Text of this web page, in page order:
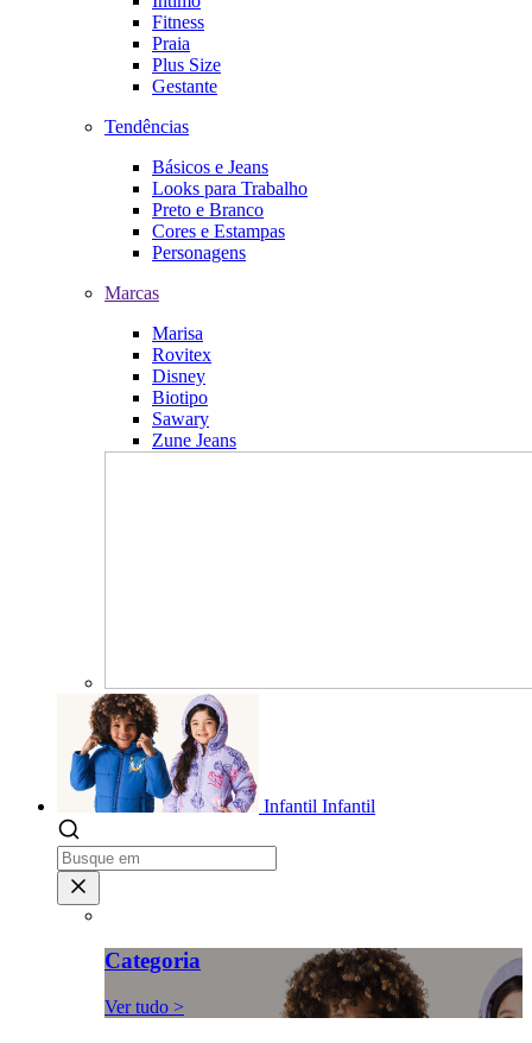
Fitness
Praia
Plus Size
Gestante
Tendências
Básicos e Jeans
Looks para Trabalho
Preto e Branco
Cores e Estampas
Personagens
Marcas
Marisa
Rovitex
Disney
Biotipo
Sawary
Zune Jeans
Infantil Infantil
Categoria
Ver tudo >